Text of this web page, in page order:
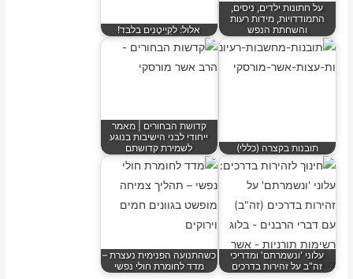
על חתונות ילדים, ניסים,
התמודדויות, מידות רעות
והשחתת הנפש
אלול: לקַיְיטָנִים בלבד!
תובנות בקצרה (כללי)
קדושת הבחורים | מאמר
ייחודי לבני הישיבות בנוגע
לשמירת קדושתם
עלוני 'ונשמרתם' ומדריכי
זה"ב על זהירות בדרכים
כשהתנועה הפנימית נעצרת –
מדד לחומרת חולי נפשי